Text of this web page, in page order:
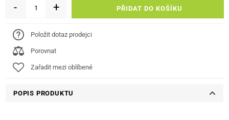
- + PŘIDAT DO KOŠÍKU
Položit dotaz prodejci
Porovnat
Zařadit mezi oblíbené
POPIS PRODUKTU